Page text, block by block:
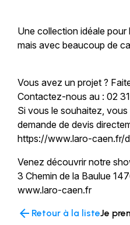
Une collection idéale
mais avec beaucoup de
Vous avez un projet ?
Contactez-nous au : 02
Si vous le souhaitez,
demande de devis
https://www.laro-caen.fr/
Venez découvrir notre
3 Chemin de la Baulue
www.laro-caen.fr
arrow_back Retour à la listeJe